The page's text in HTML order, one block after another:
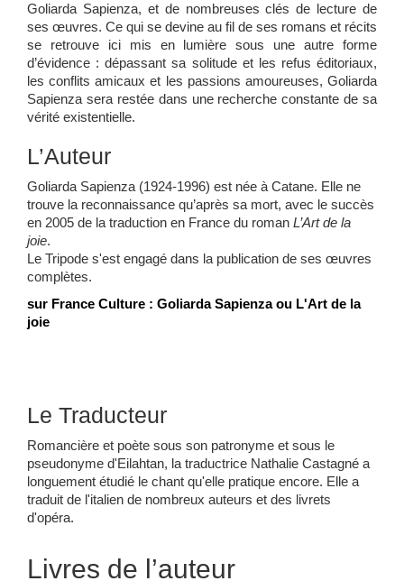
Goliarda Sapienza, et de nombreuses clés de lecture de
ses œuvres. Ce qui se devine au fil de ses romans et récits
se retrouve ici mis en lumière sous une autre forme
d’évidence : dépassant sa solitude et les refus éditoriaux,
les conflits amicaux et les passions amoureuses, Goliarda
Sapienza sera restée dans une recherche constante de sa
vérité existentielle.
L’Auteur
Goliarda Sapienza (1924-1996) est née à Catane. Elle ne
trouve la reconnaissance qu’après sa mort, avec le succès
en 2005 de la traduction en France du roman L’Art de la
joie.
Le Tripode s'est engagé dans la publication de ses œuvres
complètes.
sur France Culture : Goliarda Sapienza ou L'Art de la
joie
Le Traducteur
Romancière et poète sous son patronyme et sous le
pseudonyme d'Eilahtan, la traductrice Nathalie Castagné a
longuement étudié le chant qu'elle pratique encore. Elle a
traduit de l'italien de nombreux auteurs et des livrets
d'opéra.
Livres de l’auteur